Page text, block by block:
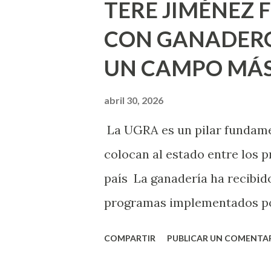
Montañez informó que en
metros cuadrados de
Jesús F. Elizondo y la calle
Septiembre, en los edificios
Norias de Paso Hondo y en
TERE JIMÉNEZ
CON
UN CAMPO
abril 30, 2026
La UGRA es un pilar
colocan al estado entre los
país La ganadería ha
programas implementados
COMPARTIR PUBLICAR UN